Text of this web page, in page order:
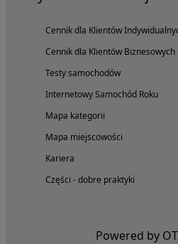
Cennik dla Klientów
Cennik dla Klientów Biznesowych
Testy samochodów
Internetowy Samochód Roku
Mapa kategorii
Mapa miejscowości
Kariera
Części - dobre praktyki
Powered by